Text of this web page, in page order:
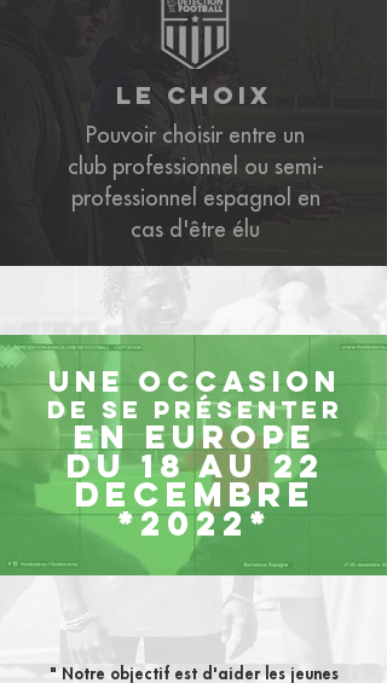
le choix
Pouvoir choisir entre un
club professionnel ou semi-
professionnel espagnol en
cas d'être élu
une occasion
de se présenter
enEurope
DU 18 au 22
decembre
*2022 *
" Notre objectif est d'aider les jeunes